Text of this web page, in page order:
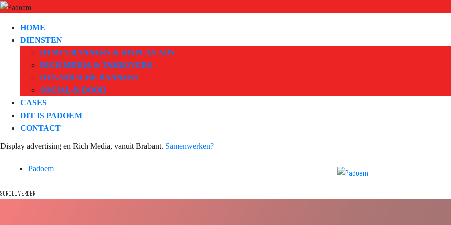
HOME
DIENSTEN
HTML5 BANNERS & DISPLAY ADS
RICH MEDIA & TAKEOVERS
DYNAMISCHE BANNERS
SOCIAL & DOOH
CASES
DIT IS PADOEM
CONTACT
Display advertising en Rich Media, vanuit Brabant. Samenwerken?
Padoem
SCROLL VERDER